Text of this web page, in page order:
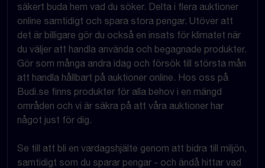
säkert buda hem vad du söker. Delta i flera auktioner
online samtidigt och spara stora pengar. Utöver att
det är billigare gör du också en insats för klimatet när
du väljer att handla använda och begagnade produkter.
Gör som många andra idag och försök till största mån
att handla hållbart på auktioner online. Hos oss på
Budi.se finns produkter för alla behov i en mängd
områden och vi är säkra på att våra auktioner har
något just för dig.
Se till att bli en vardagshjälte genom att bidra till miljön,
samtidigt som du sparar pengar - och ändå hittar vad